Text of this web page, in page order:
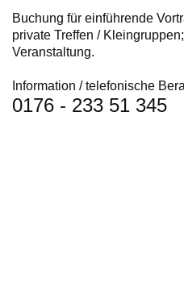
Buchung für einführende
private Treffen /
Veranstaltung.
Information / telefonische
0176 - 233 51 345